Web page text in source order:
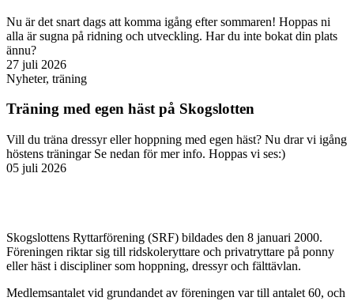
Nu är det snart dags att komma igång efter sommaren! Hoppas ni
alla är sugna på ridning och utveckling. Har du inte bokat din plats
ännu?
27 juli 2026
Nyheter, träning
Träning med egen häst på Skogslotten
Vill du träna dressyr eller hoppning med egen häst? Nu drar vi igång
höstens träningar Se nedan för mer info. Hoppas vi ses:)
05 juli 2026
Skogslottens Ryttarförening (SRF) bildades den 8 januari 2000.
Föreningen riktar sig till ridskoleryttare och privatryttare på ponny
eller häst i discipliner som hoppning, dressyr och fälttävlan.
Medlemsantalet vid grundandet av föreningen var till antalet 60, och